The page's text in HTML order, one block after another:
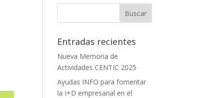
Entradas recientes
Nueva Memoria de
Actividades CENTIC 2025
Ayudas INFO para fomentar
la I+D empresarial en el